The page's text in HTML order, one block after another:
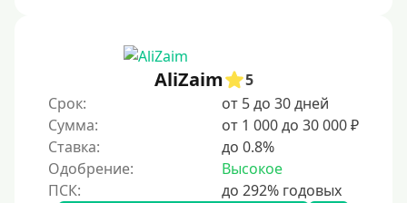
AliZaim
5
Срок:
от 5 до 30 дней
Сумма:
от 1 000 до 30 000 ₽
Ставка:
до 0.8%
Одобрение:
Высокое